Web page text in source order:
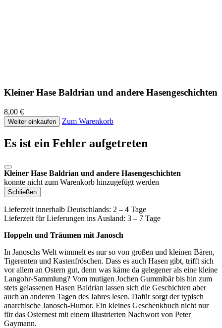
Kleiner Hase Baldrian und andere Hasengeschichten
8,00 €
Weiter einkaufen Zum Warenkorb
Es ist ein Fehler aufgetreten
Kleiner Hase Baldrian und andere Hasengeschichten
konnte nicht zum Warenkorb hinzugefügt werden
Schließen
Lieferzeit innerhalb Deutschlands: 2 – 4 Tage
Lieferzeit für Lieferungen ins Ausland: 3 – 7 Tage
Hoppeln und Träumen mit Janosch
In Janoschs Welt wimmelt es nur so von großen und kleinen Bären,
Tigerenten und Kastenfröschen. Dass es auch Hasen gibt, trifft sich
vor allem an Ostern gut, denn was käme da gelegener als eine kleine
Langohr-Sammlung? Vom mutigen Jochen Gummibär bis hin zum
stets gelassenen Hasen Baldrian lassen sich die Geschichten aber
auch an anderen Tagen des Jahres lesen. Dafür sorgt der typisch
anarchische Janosch-Humor. Ein kleines Geschenkbuch nicht nur
für das Osternest mit einem illustrierten Nachwort von Peter
Gaymann.